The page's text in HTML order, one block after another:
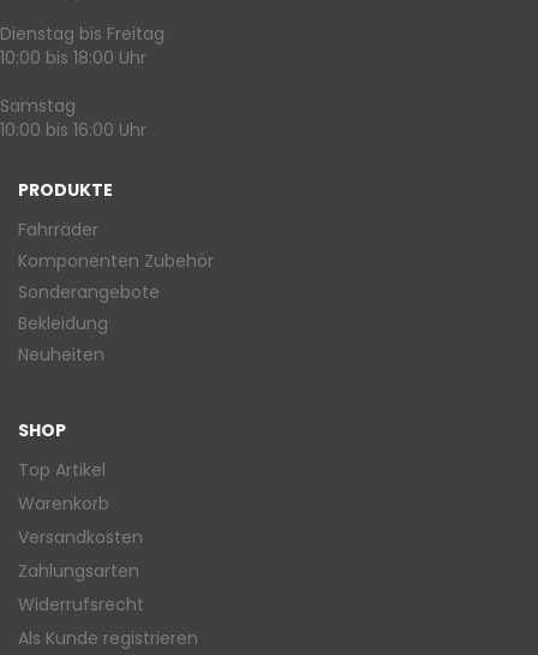
Dienstag bis Freitag
10:00 bis 18:00 Uhr
Samstag
10:00 bis 16:00 Uhr
PRODUKTE
Fahrräder
Komponenten Zubehör
Sonderangebote
Bekleidung
Neuheiten
SHOP
Top Artikel
Warenkorb
Versandkosten
Zahlungsarten
Widerrufsrecht
Als Kunde registrieren